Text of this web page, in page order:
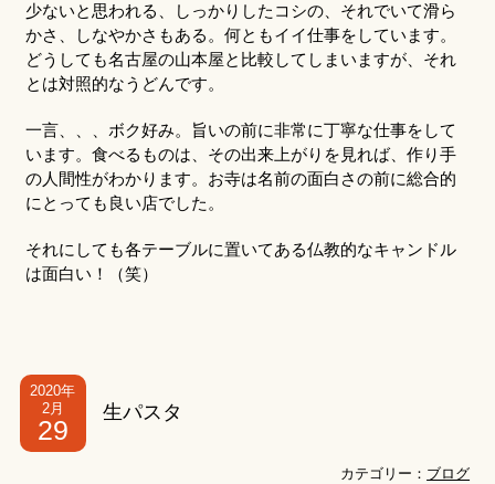
少ないと思われる、しっかりしたコシの、それでいて滑ら
かさ、しなやかさもある。何ともイイ仕事をしています。
どうしても名古屋の山本屋と比較してしまいますが、それ
とは対照的なうどんです。
一言、、、ボク好み。旨いの前に非常に丁寧な仕事をして
います。食べるものは、その出来上がりを見れば、作り手
の人間性がわかります。お寺は名前の面白さの前に総合的
にとっても良い店でした。
それにしても各テーブルに置いてある仏教的なキャンドル
は面白い！（笑）
2020年
2月
29
生パスタ
カテゴリー： ブログ